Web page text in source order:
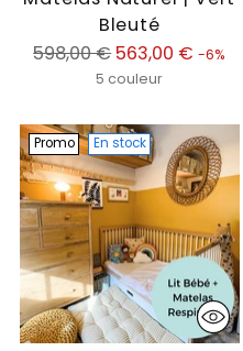
Bleuté
Prix
normal
598,00 € 563,00 € -6%
5 couleur
Promo En stock